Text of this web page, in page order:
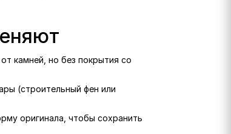
камней, но без покрытия со
(строительный фен или
оригинала, чтобы сохранить